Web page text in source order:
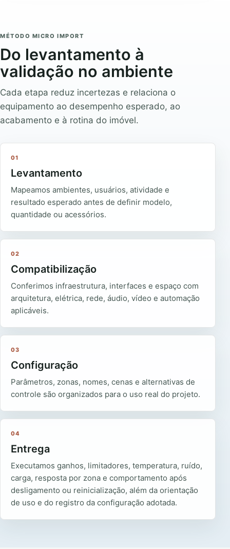
MÉTODO MICRO IMPORT
Do levantamento à
validação no ambiente
Cada etapa reduz incertezas e relaciona o
equipamento ao desempenho esperado, ao
acabamento e à rotina do imóvel.
01
Levantamento
Mapeamos ambientes, usuários, atividade e
resultado esperado antes de definir modelo,
quantidade ou acessórios.
02
Compatibilização
Conferimos infraestrutura, interfaces e espaço com
arquitetura, elétrica, rede, áudio, vídeo e automação
aplicáveis.
03
Configuração
Parâmetros, zonas, nomes, cenas e alternativas de
controle são organizados para o uso real do projeto.
04
Entrega
Executamos ganhos, limitadores, temperatura, ruído,
carga, resposta por zona e comportamento após
desligamento ou reinicialização, além da orientação
de uso e do registro da configuração adotada.